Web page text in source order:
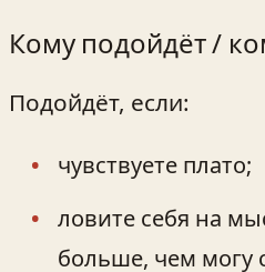
Кому подойдёт /
Подойдёт, если:
чувствуете плато;
ловите себя на
больше, чем могу